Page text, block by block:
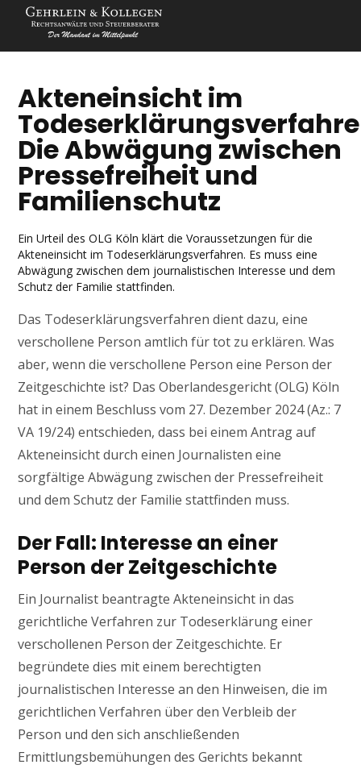
Akteneinsicht im
Die Abwägung zwischen
Pressefreiheit und
Familienschutz
Ein Urteil des OLG Köln klärt die Voraussetzungen für die
Akteneinsicht im Todeserklärungsverfahren. Es muss eine
Abwägung zwischen dem journalistischen Interesse und dem
Schutz der Familie stattfinden.
Das Todeserklärungsverfahren dient dazu, eine
verschollene Person amtlich für tot zu erklären. Was
aber, wenn die verschollene Person eine Person der
Zeitgeschichte ist? Das Oberlandesgericht (OLG) Köln
hat in einem Beschluss vom 27. Dezember 2024 (Az.: 7
VA 19/24) entschieden, dass bei einem Antrag auf
Akteneinsicht durch einen Journalisten eine
sorgfältige Abwägung zwischen der Pressefreiheit
und dem Schutz der Familie stattfinden muss.
Der Fall: Interesse an einer
Person der Zeitgeschichte
Ein Journalist beantragte Akteneinsicht in das
gerichtliche Verfahren zur Todeserklärung einer
verschollenen Person der Zeitgeschichte. Er
begründete dies mit einem berechtigten
journalistischen Interesse an den Hinweisen, die im
gerichtlichen Verfahren über den Verbleib der
Person und den sich anschließenden
Ermittlungsbemühungen des Gerichts bekannt